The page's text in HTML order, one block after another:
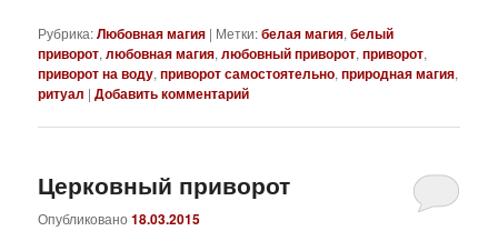
Рубрика:Любовная магия | Метки:белая магия,белый
приворот,любовная магия,любовный приворот,приворот,
приворот на воду,приворот самостоятельно,природная магия,
ритуал |Добавить комментарий
Церковный приворот
Опубликовано18.03.2015